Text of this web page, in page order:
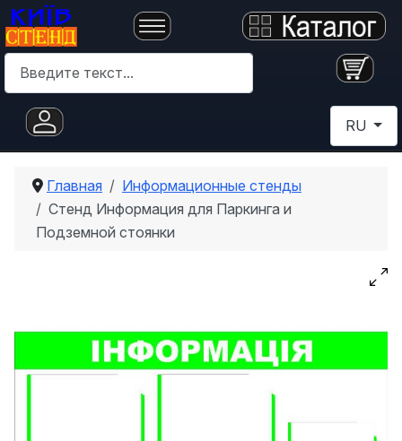
Поиск
RU
Главная
Информационные стенды
Стенд Информация для Паркинга и
Подземной стоянки